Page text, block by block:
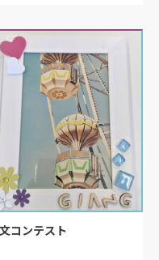
コンテスト